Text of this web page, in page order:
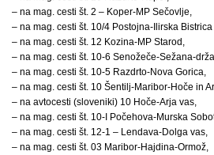
– na mag. cesti št. 2 – Koper-MP Sečovlje,
– na mag. cesti št. 10/4 Postojna-Ilirska Bistrica
– na mag. cesti št. 12 Kozina-MP Starod,
– na mag. cesti št. 10-6 Senožeče-Sežana-
– na mag. cesti št. 10-5 Razdrto-Nova Gorica,
– na mag. cesti št. 10 Šentilj-Maribor-Hoče in
– na avtocesti (sloveniki) 10 Hoče-Arja vas,
– na mag. cesti št. 10-I Počehova-Murska
– na mag. cesti št. 12-1 – Lendava-Dolga vas,
– na mag. cesti št. 03 Maribor-Hajdina-Ormož,